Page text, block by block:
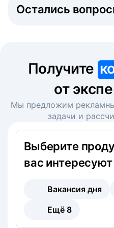
Остались
Получите
от
Мы предложим
задачи и
Выберите
вас интересуют
Вакансия дня
Ещё 8